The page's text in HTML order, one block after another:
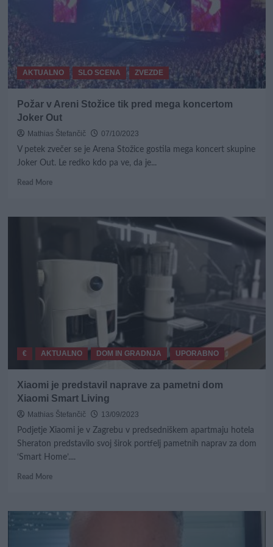
AKTUALNO SLO SCENA ZVEZDE
Požar v Areni Stožice tik pred mega koncertom
Joker Out
Mathias Štefančič
07/10/2023
V petek zvečer se je Arena Stožice gostila mega koncert skupine
Joker Out. Le redko kdo pa ve, da je...
Read MoreRead
Požar
tik
€ AKTUALNO DOM IN GRADNJA UPORABNO
Xiaomi je predstavil naprave za pametni dom
Xiaomi Smart Living
Mathias Štefančič
13/09/2023
Podjetje Xiaomi je v Zagrebu v predsedniškem apartmaju hotela
Sheraton predstavilo svoj širok portfelj pametnih naprav za dom
‘Smart Home’....
Read MoreRead
Xiaomi